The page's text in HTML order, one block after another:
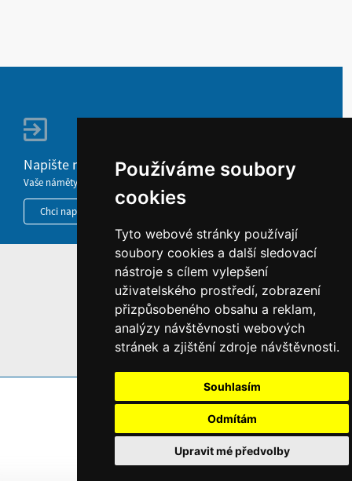
Používáme soubory
cookies
Tyto webové stránky používají
soubory cookies a další sledovací
nástroje s cílem vylepšení
uživatelského prostředí, zobrazení
přizpůsobeného obsahu a reklam,
analýzy návštěvnosti webových
stránek a zjištění zdroje návštěvnosti.
Souhlasím
Odmítám
Upravit mé předvolby
Napište nám
Vaše náměty, komentáře, připomínky a dotazy nezůstanou bez odezvy.
Chci napsat MKČR
HOME
INFORMACE O WEBU